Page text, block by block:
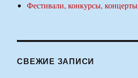
Фестивали, конкурсы, концерты
СВЕЖИЕ ЗАПИСИ